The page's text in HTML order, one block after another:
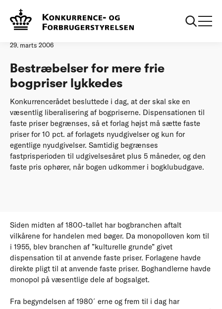
Forside
29. marts 2006
Bestræbelser for mere frie
bogpriser lykkedes
Konkurrencerådet besluttede i dag, at der skal ske en
væsentlig liberalisering af bogpriserne. Dispensationen til
faste priser begrænses, så et forlag højst må sætte faste
priser for 10 pct. af forlagets nyudgivelser og kun for
egentlige nyudgivelser. Samtidig begrænses
fastprisperioden til udgivelsesåret plus 5 måneder, og den
faste pris ophører, når bogen udkommer i bogklubudgave.
Siden midten af 1800-tallet har bogbranchen aftalt
vilkårene for handelen med bøger. Da monopolloven kom til
i 1955, blev branchen af ”kulturelle grunde” givet
dispensation til at anvende faste priser. Forlagene havde
direkte pligt til at anvende faste priser. Boghandlerne havde
monopol på væsentlige dele af bogsalget.
Fra begyndelsen af 1980´erne og frem til i dag har